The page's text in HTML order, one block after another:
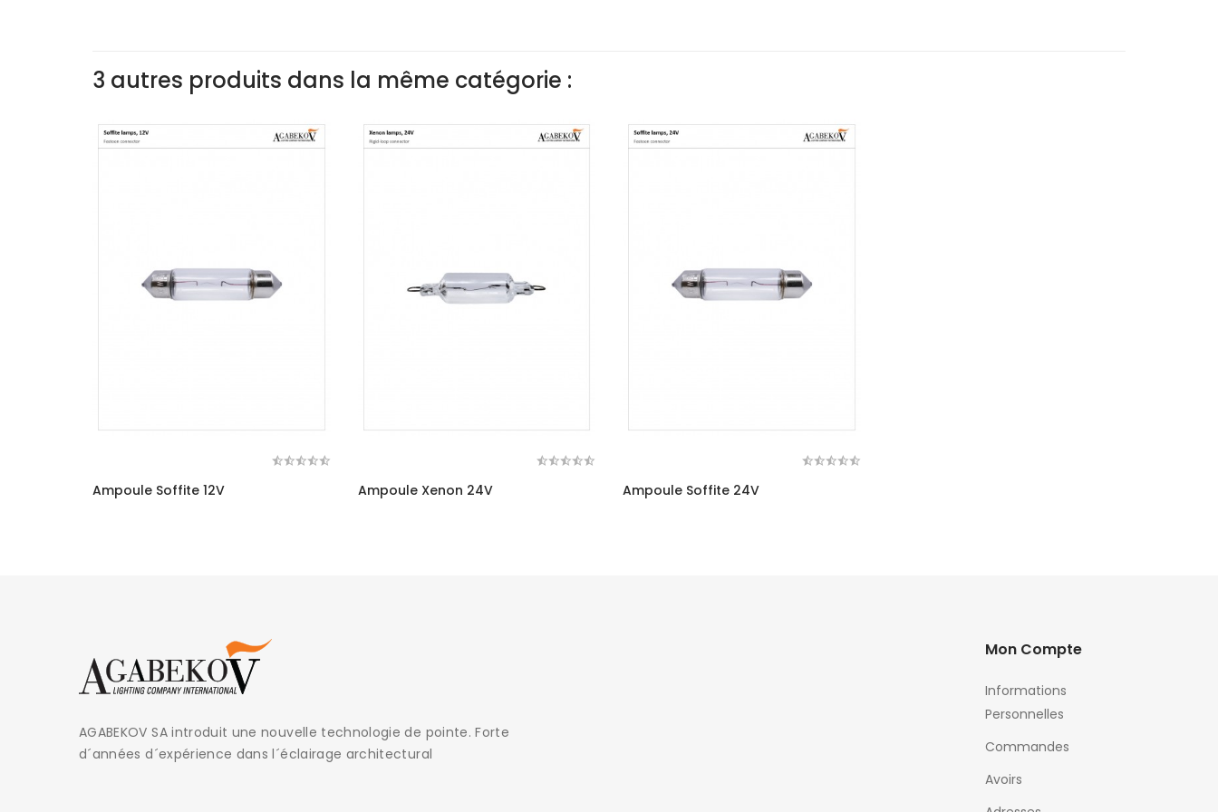
3 autres produits dans la même catégorie :
Ampoule Soffite 12V Ampoule Xenon 24V Ampoule Soffite 24V
AGABEKOV SA introduit une nouvelle technologie de pointe. Forte
d´années d´expérience dans l´éclairage architectural
Mon Compte
Informations
Personnelles
Commandes
Avoirs